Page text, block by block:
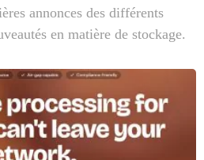
annonces des différents
en matière de stockage.